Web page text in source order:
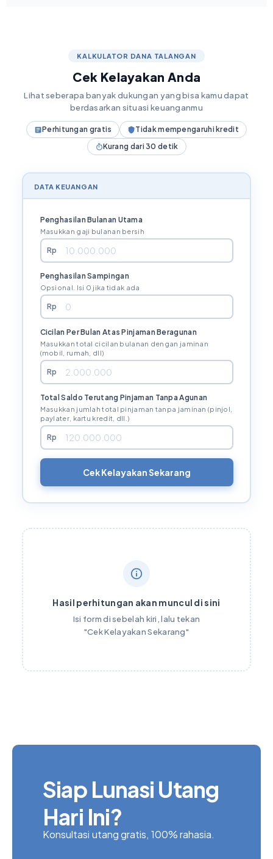
KALKULATOR DANA TALANGAN
Cek Kelayakan Anda
Lihat seberapa banyak dukungan yang bisa kamu dapat
berdasarkan situasi keuanganmu
Perhitungan gratis
Tidak mempengaruhi kredit
Kurang dari 30 detik
DATA KEUANGAN
Penghasilan Bulanan Utama
Masukkan gaji bulanan bersih
Rp
Penghasilan Sampingan
Opsional. Isi 0 jika tidak ada
Rp
Cicilan Per Bulan Atas Pinjaman Beragunan
Masukkan total cicilan bulanan dengan jaminan
(mobil, rumah, dll)
Rp
Total Saldo Terutang Pinjaman Tanpa Agunan
Masukkan jumlah total pinjaman tanpa jaminan (pinjol,
paylater, kartu kredit, dll.)
Rp
Cek Kelayakan Sekarang
Hasil perhitungan akan muncul di sini
Isi form di sebelah kiri, lalu tekan
"Cek Kelayakan Sekarang"
Siap Lunasi Utang
Hari Ini?
Konsultasi utang gratis, 100% rahasia.